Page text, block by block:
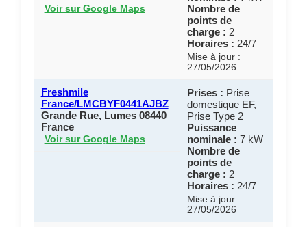
Voir sur Google Maps
Nombre de
points de
charge : 2
Horaires : 24/7
Mise à jour :
27/05/2026
Freshmile
France/LMCBYF0441AJBZ
Grande Rue, Lumes 08440
France
Voir sur Google Maps
Prises : Prise
domestique EF,
Prise Type 2
Puissance
nominale : 7 kW
Nombre de
points de
charge : 2
Horaires : 24/7
Mise à jour :
27/05/2026